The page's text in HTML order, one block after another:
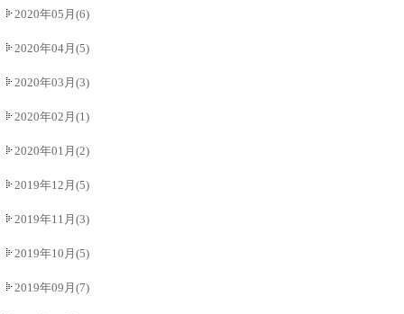
2020年05月(6)
2020年04月(5)
2020年03月(3)
2020年02月(1)
2020年01月(2)
2019年12月(5)
2019年11月(3)
2019年10月(5)
2019年09月(7)